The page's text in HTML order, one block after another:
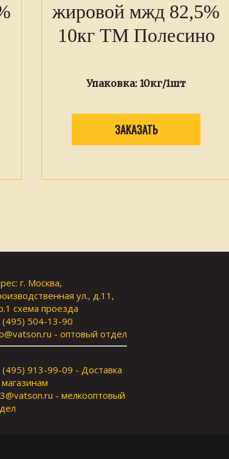
жировой мжд 82,5%
10кг ТМ Полесино
Упаковка: 10кг/1шт
ЗАКАЗАТЬ
г. Москва,
ул., д.11,
схема проезда
(495) 504-13-90
- оптовый отдел
(495) 913-99-09 - Доставка
- мелкооптовый